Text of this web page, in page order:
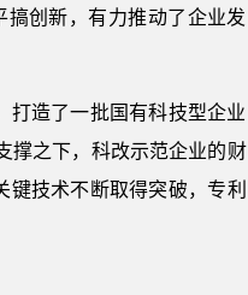
搞创新，有力推动了企业发
打造了一批国有科技型企业
撑之下，科改示范企业的财
技术不断取得突破，专利